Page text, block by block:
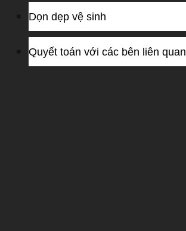
Dọn dẹp vệ sinh
Quyết toán với các bên liên quan